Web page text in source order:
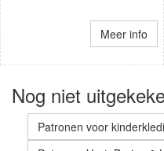
Meer info
Nog niet
Patronen voor